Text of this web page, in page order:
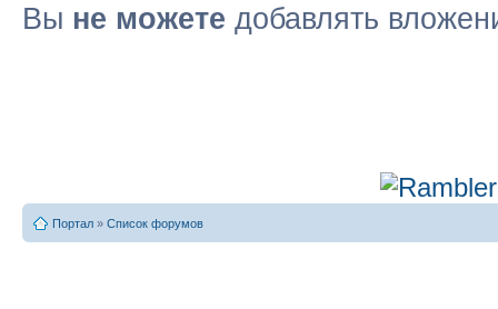
Вы не можете добавлять
Портал » Список форумов